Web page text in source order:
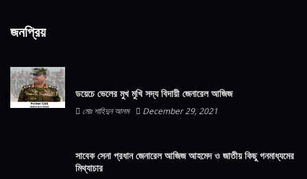
জনপ্রিয়
ডয়েচে ভেলের মুখ মুখি সদ্য বিদায়ী জেনারেল আজিজ
মোঃ শাহিদুন আলম December 29, 2021
সাবেক সেনা প্রধান জেনারেল আজিজ আহমেদ ও জাতীয় কিছু গনমাধ্যমের
মিথ্যাচার